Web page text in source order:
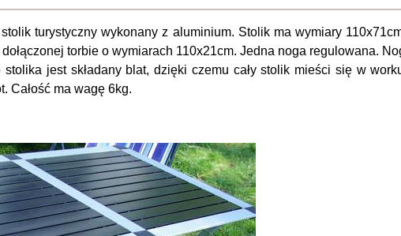
turystyczny wykonany z aluminium. Stolik ma wymiary
torbie o wymiarach 110x21cm. Jedna noga regulowana.
stolika jest składany blat, dzięki czemu cały stolik mieści się w
Całość ma wagę 6kg.